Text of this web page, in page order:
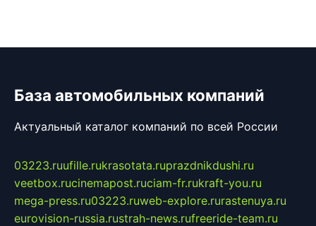
База автомобильных компаний
Актуальный каталог компаний по всей России
03223.ruufille.rukrasotata.ruprazdnikdushi.ru
veetbox.rucinemapost.ruciam-fr.rukraft-you.ru
mega-press.ru03223.ruweb-explore.rurastenuya.ru
eurovision-russia.rustrah-news.rufreeride-team.ru